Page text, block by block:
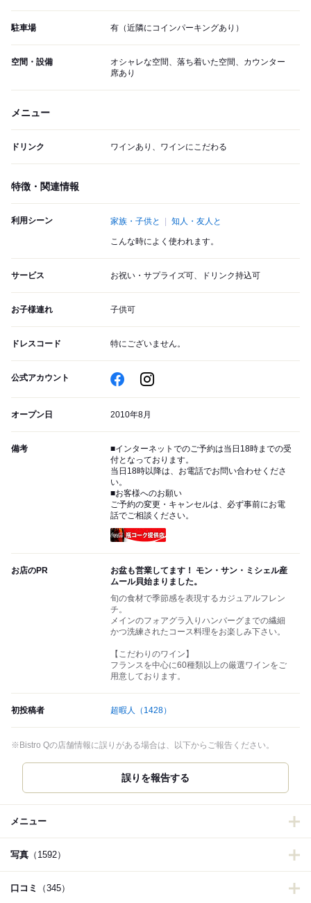
駐車場 有（近隣にコインパーキングあり）
空間・設備
オシャレな空間、落ち着いた空間、カウンター
席あり
メニュー
ドリンク ワインあり、ワインにこだわる
特徴・関連情報
利用シーン 家族・子供と 知人・友人と
こんな時によく使われます。
サービス お祝い・サプライズ可、ドリンク持込可
お子様連れ 子供可
ドレスコード 特にございません。
公式アカウント
オープン日 2010年8月
備考
■インターネットでのご予約は当日18時までの受
付となっております。
当日18時以降は、お電話でお問い合わせくださ
い。
■お客様へのお願い
ご予約の変更・キャンセルは、必ず事前にお電
話でご相談ください。
お店のPR
お盆も営業してます！ モン・サン・ミシェル産
ムール貝始まりました。
旬の食材で季節感を表現するカジュアルフレン
チ。
メインのフォアグラ入りハンバーグまでの繊細
かつ洗練されたコース料理をお楽しみ下さい。
【こだわりのワイン】
フランスを中心に60種類以上の厳選ワインをご
用意しております。
初投稿者 超暇人 （1428）
※Bistro Qの店舗情報に誤りがある場合は、以下からご報告ください。
誤りを報告する
メニュー
写真 （1592）
口コミ （345）